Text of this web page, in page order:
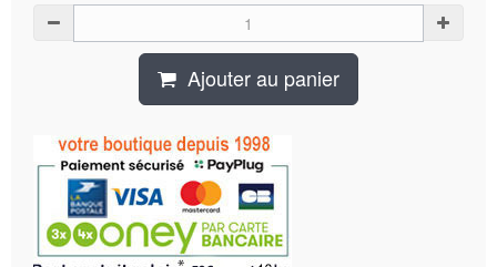
Ajouter au panier